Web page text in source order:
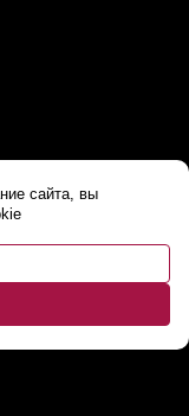
сайта, вы
// Баранец:
вас есть